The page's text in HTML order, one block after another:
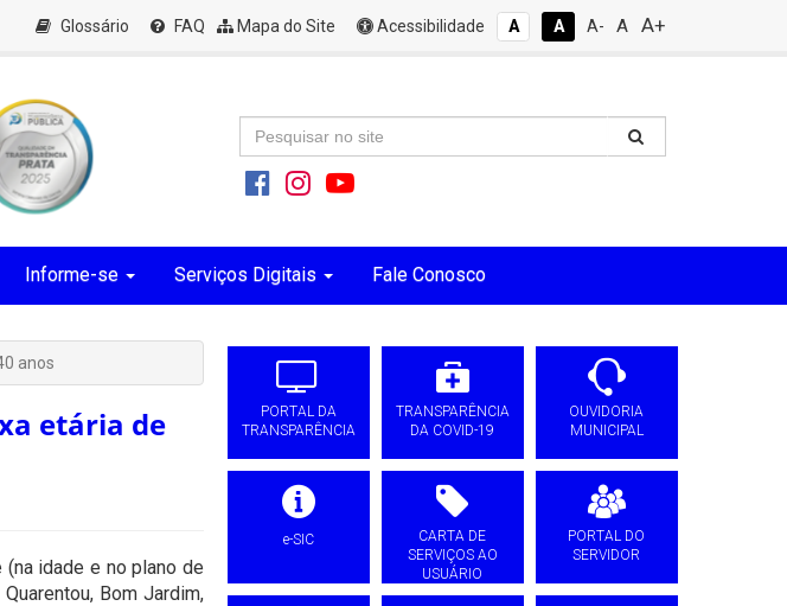
Glossário FAQ Mapa do Site Acessibilidade A A A- A A+
Informe-se Serviços Digitais Fale Conosco
anos
etária de
idade e no plano de
Bom Jardim,
PORTAL DA
TRANSPARÊNCIA
TRANSPARÊNCIA
DA COVID-19
OUVIDORIA
MUNICIPAL
e-SIC
CARTA DE
SERVIÇOS AO
USUÁRIO
PORTAL DO
SERVIDOR